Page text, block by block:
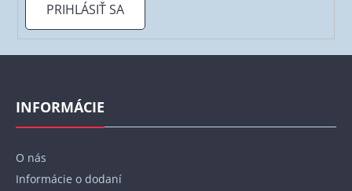
PRIHLÁSIŤ SA
Z
INFORMÁCIE
O nás
Informácie o dodaní